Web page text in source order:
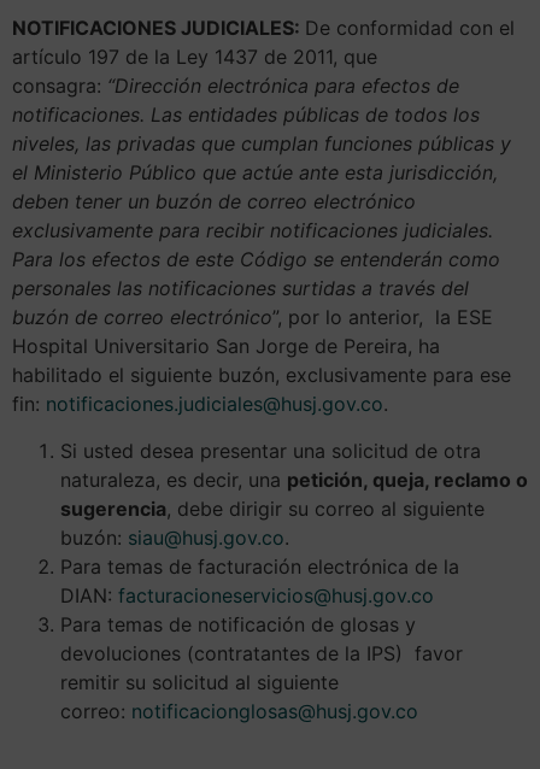
NOTIFICACIONES JUDICIALES: De conformidad con el
artículo 197 de la Ley 1437 de 2011, que
consagra: “Dirección electrónica para efectos de
notificaciones. Las entidades públicas de todos los
niveles, las privadas que cumplan funciones públicas y
el Ministerio Público que actúe ante esta jurisdicción,
deben tener un buzón de correo electrónico
exclusivamente para recibir notificaciones judiciales.
Para los efectos de este Código se entenderán como
personales las notificaciones surtidas a través del
buzón de correo electrónico”, por lo anterior, la ESE
Hospital Universitario San Jorge de Pereira, ha
habilitado el siguiente buzón, exclusivamente para ese
fin: notificaciones.judiciales@husj.gov.co.
Si usted desea presentar una solicitud de otra
naturaleza, es decir, una petición, queja, reclamo o
sugerencia, debe dirigir su correo al siguiente
buzón: siau@husj.gov.co.
Para temas de facturación electrónica de la
DIAN: facturacioneservicios@husj.gov.co
Para temas de notificación de glosas y
devoluciones (contratantes de la IPS) favor
remitir su solicitud al siguiente
correo: notificacionglosas@husj.gov.co